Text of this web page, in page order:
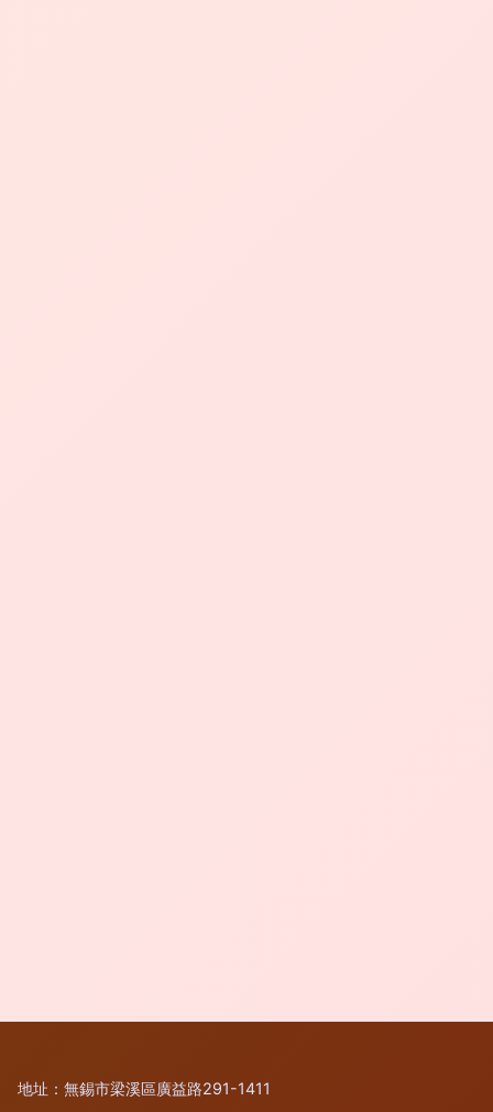
地址：無錫市梁溪區廣益路291-1411